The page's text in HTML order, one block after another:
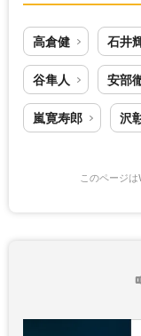
高倉健 石井
谷隼人 安部
嵐寛寿郎 沢
このページ